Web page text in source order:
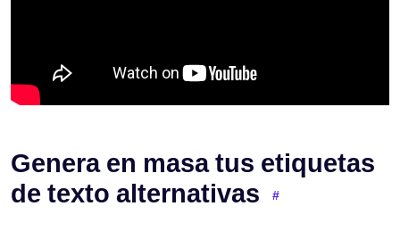
Genera en masa tus etiquetas
de texto alternativas